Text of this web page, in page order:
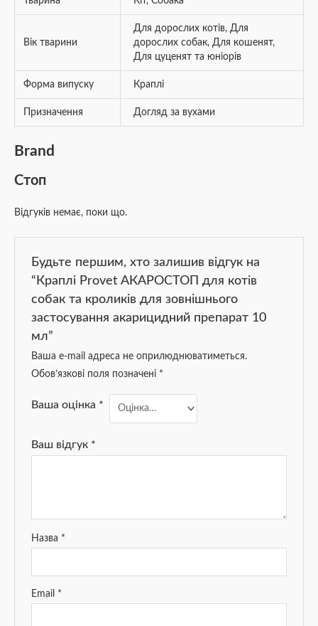
Вік тварини
Для дорослих котів,Для
дорослих собак,Для кошенят,
Для цуценят та юніорів
Форма випуску Краплі
Призначення Догляд за вухами
Brand
Стоп
Відгуків немає, поки що.
Будьте першим, хто залишив відгук на
“Краплі Provet АКАРОСТОП для котів
собак та кроликів для зовнішнього
застосування акарицидний препарат 10
мл”
Ваша e-mail адреса не оприлюднюватиметься.
Обов’язкові поля позначені *
Ваша оцінка *
Ваш відгук *
Назва *
Email *